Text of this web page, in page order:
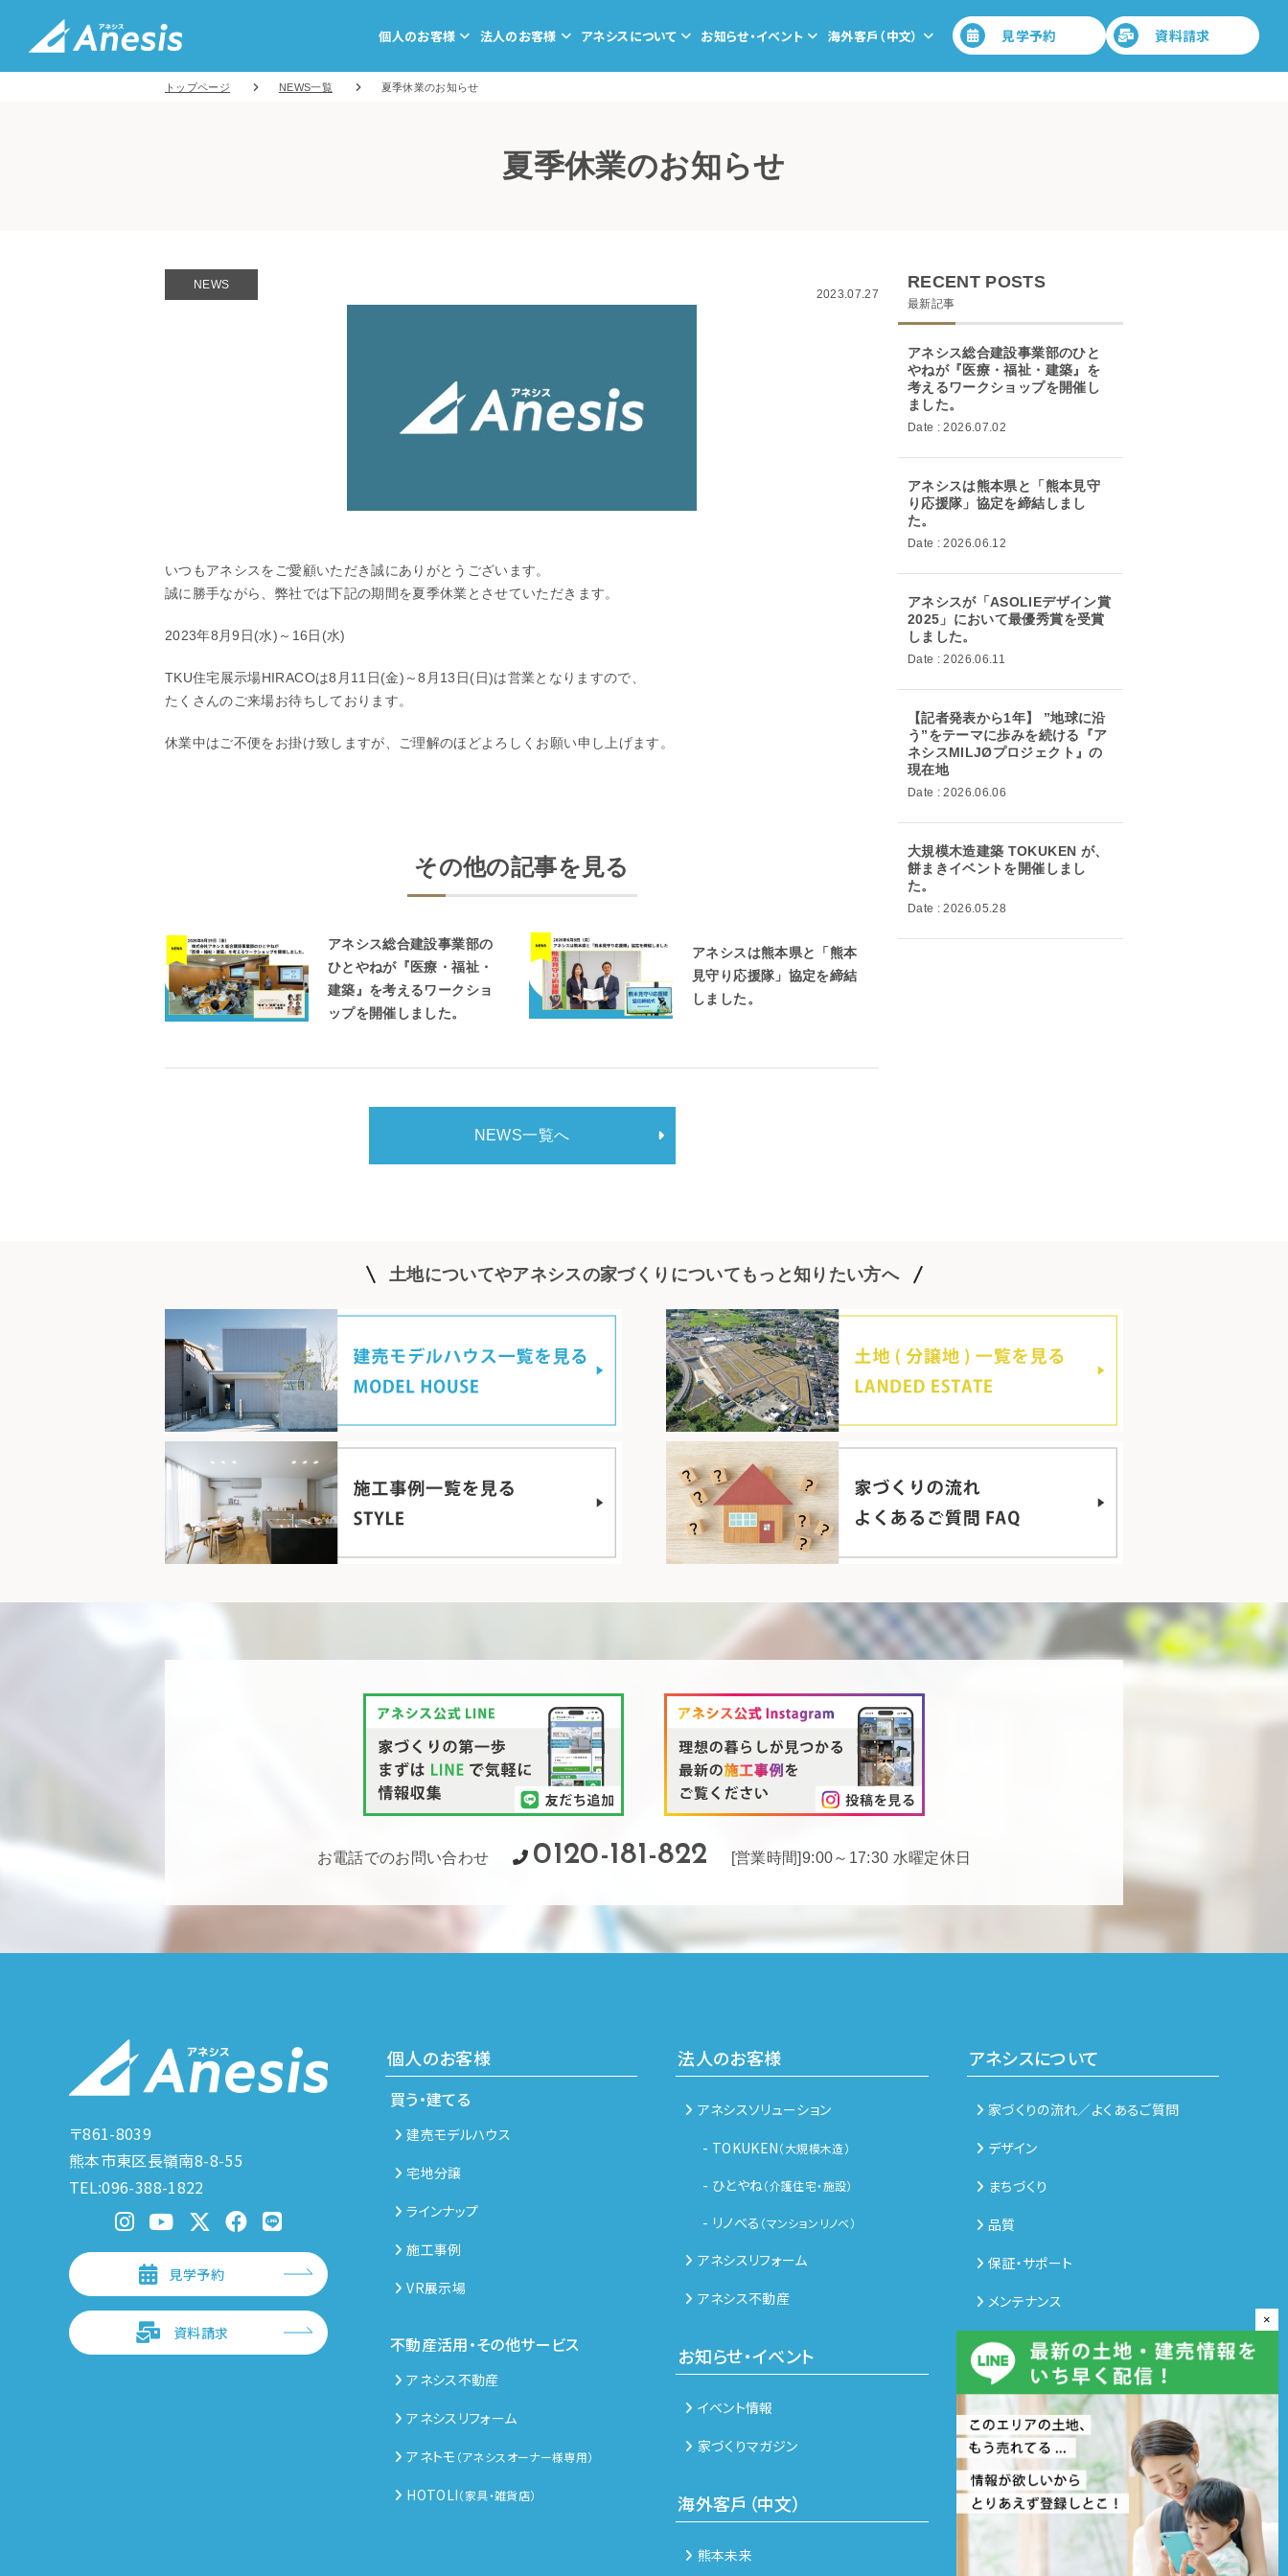
個人のお客様 法人のお客様 アネシスについて お知らせ・イベント 海外客戶（中文） 見学予約 資料請求
トップページ NEWS一覧 夏季休業のお知らせ
夏季休業のお知らせ
NEWS
2023.07.27
いつもアネシスをご愛顧いただき誠にありがとうございます。
誠に勝手ながら、弊社では下記の期間を夏季休業とさせていただきます。
2023年8月9日(水)～16日(水)
TKU住宅展示場HIRACOは8月11日(金)～8月13日(日)は営業となりますので、
たくさんのご来場お待ちしております。
休業中はご不便をお掛け致しますが、ご理解のほどよろしくお願い申し上げます。
その他の記事を見る
アネシス総合建設事業部の
ひとやねが『医療・福祉・
建築』を考えるワークショ
ップを開催しました。
アネシスは熊本県と「熊本
見守り応援隊」協定を締結
しました。
NEWS一覧へ
RECENT POSTS
最新記事
アネシス総合建設事業部のひと
やねが『医療・福祉・建築』を
考えるワークショップを開催し
ました。
Date : 2026.07.02
アネシスは熊本県と「熊本見守
り応援隊」協定を締結しまし
た。
Date : 2026.06.12
アネシスが「ASOLIEデザイン賞
2025」において最優秀賞を受賞
しました。
Date : 2026.06.11
【記者発表から1年】 ”地球に沿
う”をテーマに歩みを続ける『ア
ネシスMILJØプロジェクト』の
現在地
Date : 2026.06.06
大規模木造建築 TOKUKEN が、
餅まきイベントを開催しまし
た。
Date : 2026.05.28
土地についてやアネシスの家づくりについて もっと知りたい方へ
お電話でのお問い合わせ 0120-181-822 [営業時間]9:00～17:30 水曜定休日
〒861-8039
熊本市東区長嶺南8-8-55
TEL:096-388-1822
見学予約
資料請求
個人のお客様
買う・建てる
建売モデルハウス
宅地分譲
ラインナップ
施工事例
VR展示場
不動産活用・その他サービス
アネシス不動産
アネシスリフォーム
アネトモ （アネシスオーナー様専用）
HOTOLI（家具・雑貨店）
法人のお客様
アネシスソリューション
- TOKUKEN（大規模木造）
- ひとやね（介護住宅・施設）
- リノべる （マンションリノベ）
アネシスリフォーム
アネシス不動産
お知らせ・イベント
イベント情報
家づくりマガジン
海外客戶（中文）
熊本未来
アネシスについて
家づくりの流れ／よくあるご質問
デザイン
まちづくり
品質
保証・サポート
メンテナンス
災害対策室
展示場・サロン
スタッフ情報
アネシスの軌跡
(企業情報)
ANESIS RECRUIT
×